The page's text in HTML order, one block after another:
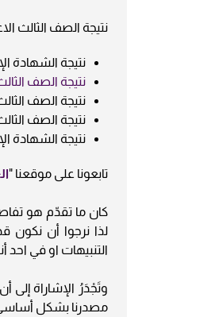
نتيجة الصف الثالث
نتيجة الشهادة الإعدادية 2024
نتيجة الصف
نتيجة الصف
نتيجة الصف
نتيجة الشهادة الإعدادية 2024
تابعونا على موقعنا "
كان ما تقدّم هو
لذا نرجوا أن نكون
التنبيهات او في احد
وتَجْدَرُ الإشاراة إلى
مصدرنا بشكل